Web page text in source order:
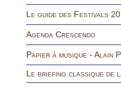
Le guide des Festivals
Agenda Crescendo
Papier à musique - Alain
Le briefing classique de